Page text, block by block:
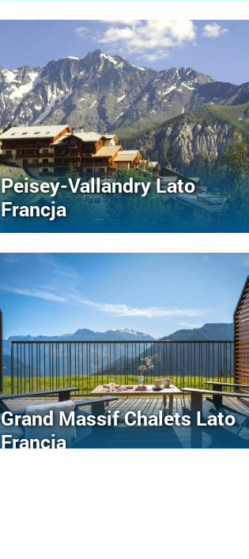
Peisey-Vallandry Lato
Francja
Grand Massif Chalets Lato
Francja